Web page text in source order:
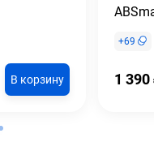
В корзину
+69
1 390